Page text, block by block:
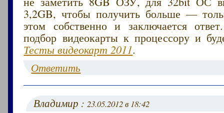
3,2GB, чтобы получить больше —
этом собственно и заключается
подбор видеокарты к процессору и
Тесты видеокарт 2011.
Ответить
Владимир :23.05.2012 в 18:42